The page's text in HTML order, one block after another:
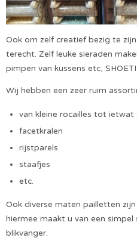
Ook om zelf creatief bezig te
terecht. Zelf leuke sieraden
pimpen van kussens etc,
Wij hebben een zeer ruim
van kleine rocailles tot ietwat
facetkralen
rijstparels
staafjes
etc.
Ook diverse maten pailletten
hiermee maakt u van een
blikvanger.